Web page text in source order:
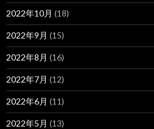
2022年10月 (18)
2022年9月 (15)
2022年8月 (16)
2022年7月 (12)
2022年6月 (11)
2022年5月 (13)